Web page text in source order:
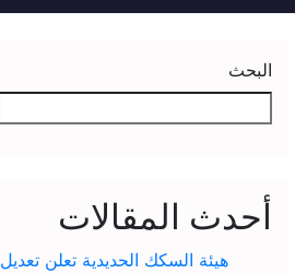
البحث
أحدث المقالات
هيئة السكك الحديدية تعلن تعديل